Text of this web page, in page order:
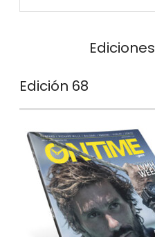
Ediciones
Edición 68